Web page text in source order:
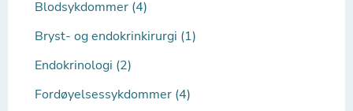
Blodsykdommer (4)
Bryst- og endokrinkirurgi (1)
Endokrinologi (2)
Fordøyelsessykdommer (4)